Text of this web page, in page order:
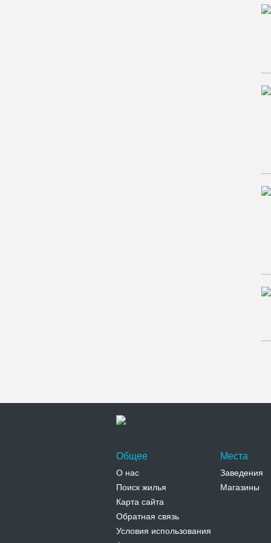
Общее
О нас
Поиск жилья
Карта сайта
Обратная связь
Условия использования
Места
Заведения
Магазины